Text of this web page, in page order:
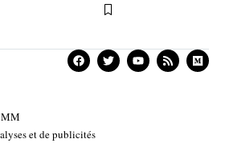
et de publicités